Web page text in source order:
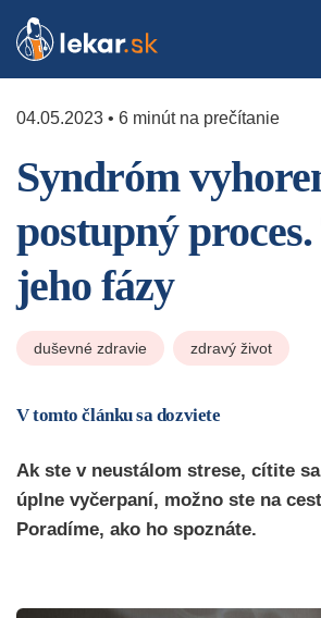
04.05.2023 • 6 minút na prečítanie
Syndróm
postupný
jeho fázy
duševné zdravie zdravý život
V tomto článku sa dozviete
Ak ste v neustálom strese, cítite
úplne vyčerpaní, možno ste na
Poradíme, ako ho spoznáte.